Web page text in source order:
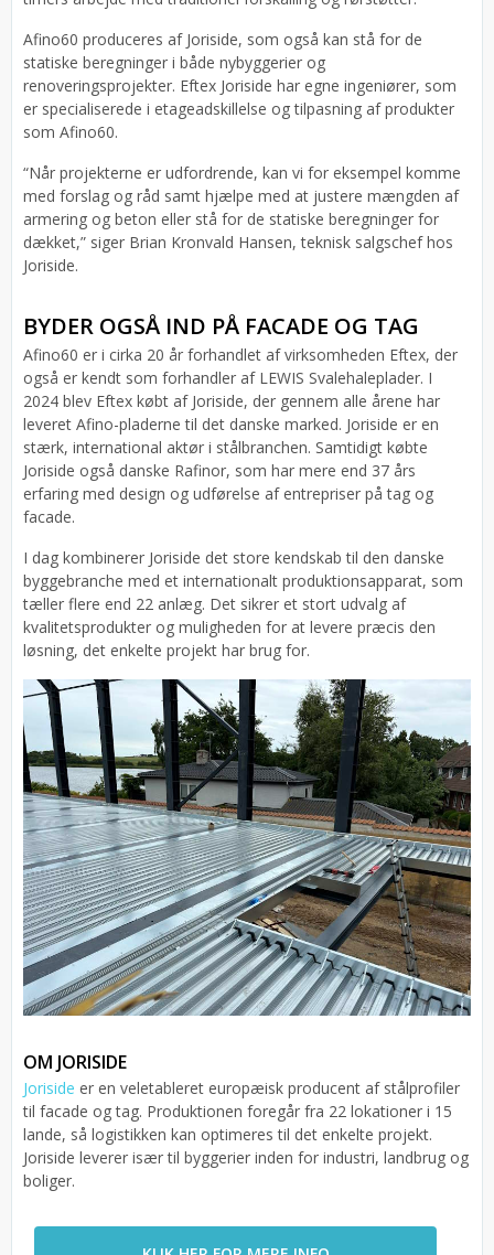
Afino60 produceres af Joriside, som også kan stå for de
statiske beregninger i både nybyggerier og
renoveringsprojekter. Eftex Joriside har egne ingeniører, som
er specialiserede i etageadskillelse og tilpasning af produkter
som Afino60.
“Når projekterne er udfordrende, kan vi for eksempel komme
med forslag og råd samt hjælpe med at justere mængden af
armering og beton eller stå for de statiske beregninger for
dækket,” siger Brian Kronvald Hansen, teknisk salgschef hos
Joriside.
BYDER OGSÅ IND PÅ FACADE OG TAG
Afino60 er i cirka 20 år forhandlet af virksomheden Eftex, der
også er kendt som forhandler af LEWIS Svalehaleplader. I
2024 blev Eftex købt af Joriside, der gennem alle årene har
leveret Afino-pladerne til det danske marked. Joriside er en
stærk, international aktør i stålbranchen. Samtidigt købte
Joriside også danske Rafinor, som har mere end 37 års
erfaring med design og udførelse af entrepriser på tag og
facade.
I dag kombinerer Joriside det store kendskab til den danske
byggebranche med et internationalt produktionsapparat, som
tæller flere end 22 anlæg. Det sikrer et stort udvalg af
kvalitetsprodukter og muligheden for at levere præcis den
løsning, det enkelte projekt har brug for.
OM JORISIDE
Joriside er en veletableret europæisk producent af stålprofiler
til facade og tag. Produktionen foregår fra 22 lokationer i 15
lande, så logistikken kan optimeres til det enkelte projekt.
Joriside leverer især til byggerier inden for industri, landbrug og
boliger.